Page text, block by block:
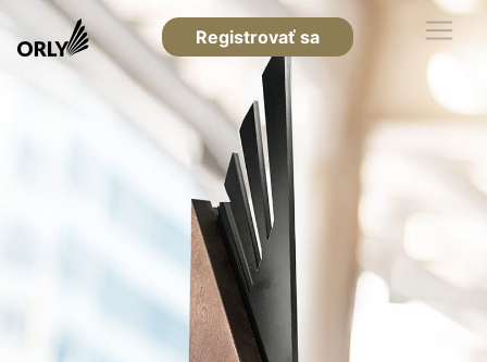
Registrovať sa